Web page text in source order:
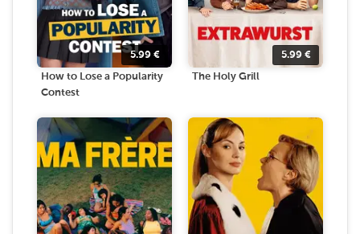
5.99 €
How to Lose a Popularity
Contest
5.99 €
The Holy Grill